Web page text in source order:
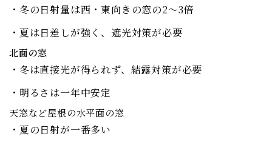
・冬の日射量は西・東向きの窓の2～3倍
・夏は日差しが強く、遮光対策が必要
北面の窓
・冬は直接光が得られず、結露対策が必要
・明るさは一年中安定
天窓など屋根の水平面の窓
・夏の日射が一番多い